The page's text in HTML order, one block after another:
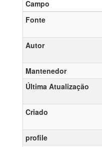
Campo
Fonte
Autor
Mantenedor
Última Atualização
Criado
profile